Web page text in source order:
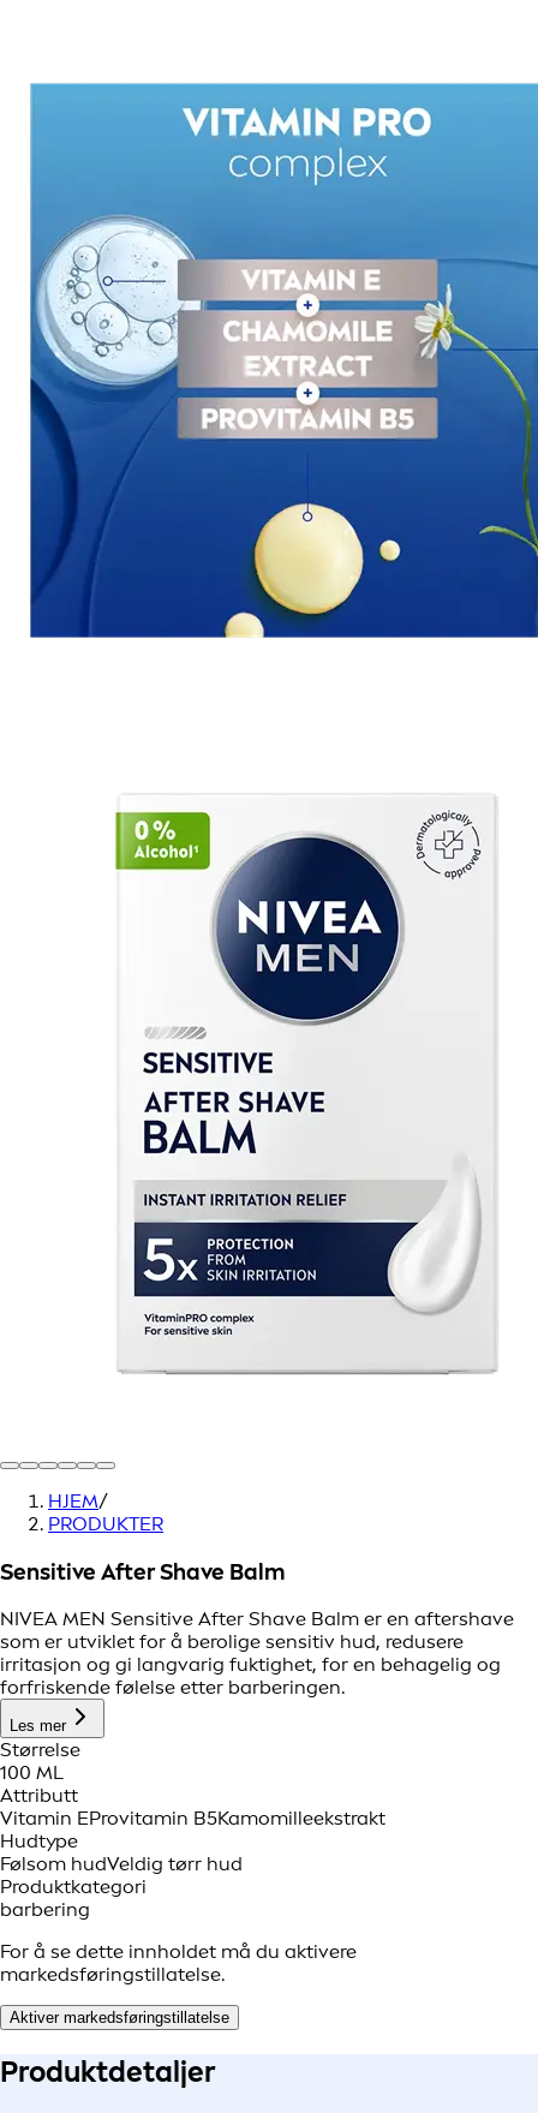
HJEM/
PRODUKTER
Sensitive After Shave Balm
NIVEA MEN Sensitive After Shave Balm er en aftershave
som er utviklet for å berolige sensitiv hud, redusere
irritasjon og gi langvarig fuktighet, for en behagelig og
forfriskende følelse etter barberingen.
Les mer
Størrelse
100 ML
Attributt
Vitamin EProvitamin B5Kamomilleekstrakt
Hudtype
Følsom hudVeldig tørr hud
Produktkategori
barbering
For å se dette innholdet må du aktivere
markedsføringstillatelse.
Aktiver markedsføringstillatelse
Produktdetaljer